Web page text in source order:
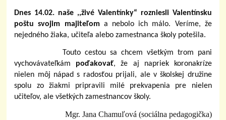
Dnes 14.02. naše ,,živé Valentínky“ rozniesli Valentínsku
poštu svojim majiteľoma nebolo ich málo. Veríme, že
nejedného žiaka, učiteľa alebo zamestnanca školy potešila.
Touto cestou sa chcem všetkým trom pani
vychovávateľkám poďakovať, že aj napriek koronakríze
nielen môj nápad s radosťou prijali, ale v školskej družine
spolu zo žiakmi pripravili milé prekvapenia pre nielen
učiteľov, ale všetkých zamestnancov školy.
Mgr. Jana Chamuľová (sociálna pedagogička)